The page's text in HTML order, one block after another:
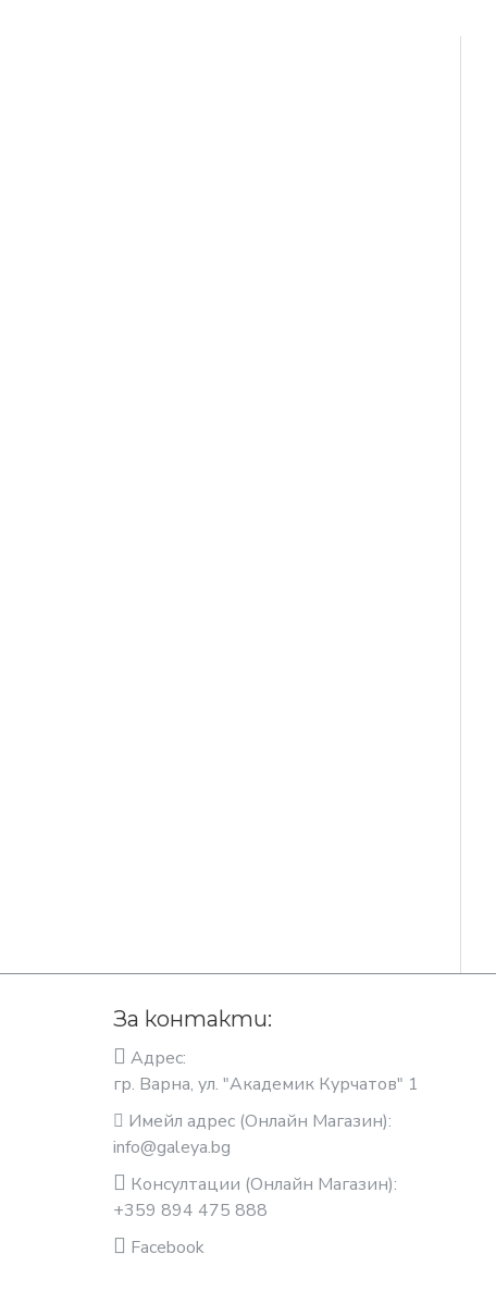
За контакти:
Адрес:
гр. Варна, ул. "Академик Курчатов" 1
Имейл адрес (Онлайн Магазин):
info@galeya.bg
Консултации (Онлайн Магазин):
+359 894 475 888
Facebook